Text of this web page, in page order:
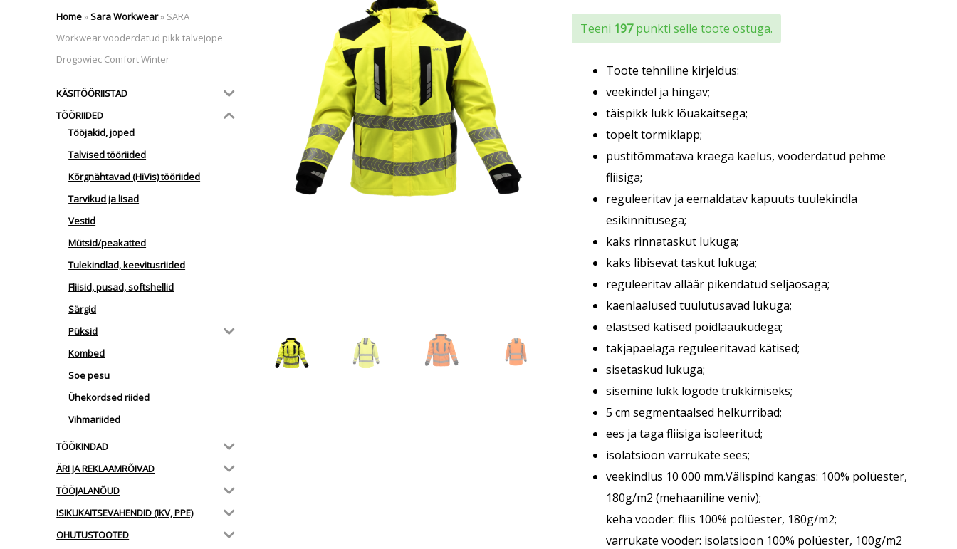
Teeni 197punkti selle toote ostuga.
Toote tehniline kirjeldus:
veekindel ja hingav;
täispikk lukk lõuakaitsega;
topelt tormiklapp;
püstitõmmatava kraega kaelus, vooderdatud pehme
fliisiga;
reguleeritav ja eemaldatav kapuuts tuulekindla
esikinnitusega;
kaks rinnataskut lukuga;
kaks libisevat taskut lukuga;
reguleeritav alläär pikendatud seljaosaga;
kaenlaalused tuulutusavad lukuga;
elastsed kätised pöidlaaukudega;
takjapaelaga reguleeritavad kätised;
sisetaskud lukuga;
sisemine lukk logode trükkimiseks;
5 cm segmentaalsed helkurribad;
ees ja taga fliisiga isoleeritud;
isolatsioon varrukate sees;
veekindlus 10 000 mm.Välispind kangas: 100% polüester,
180g/m2 (mehaaniline veniv);
keha vooder: fliis 100% polüester, 180g/m2;
varrukate vooder: isolatsioon 100% polüester, 100g/m2
Home»Sara Workwear» SARA
Workwear vooderdatud pikk talvejope
Drogowiec Comfort Winter
KÄSITÖÖRIISTAD
TÖÖRIIDED
Tööjakid, joped
Talvised tööriided
Kõrgnähtavad (HiVis) tööriided
Tarvikud ja lisad
Vestid
Mütsid/peakatted
Tulekindlad, keevitusriided
Fliisid, pusad, softshellid
Särgid
Püksid
Kombed
Soe pesu
Ühekordsed riided
Vihmariided
TÖÖKINDAD
ÄRI JA REKLAAMRÕIVAD
TÖÖJALANÕUD
ISIKUKAITSEVAHENDID (IKV, PPE)
OHUTUSTOOTED